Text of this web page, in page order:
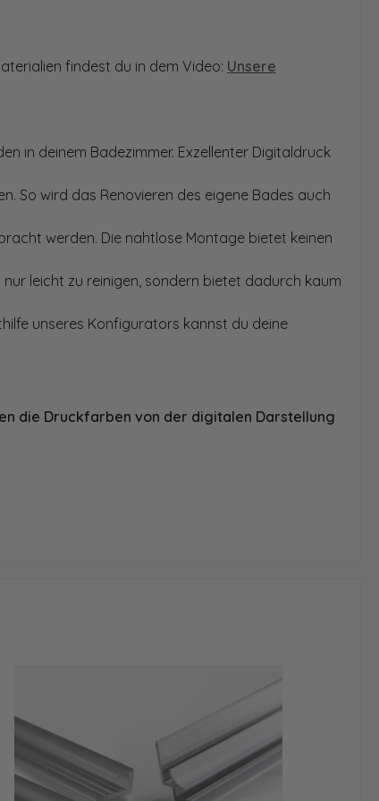
findest du in dem Video: Unsere
in deinem Badezimmer. Exzellenter Digitaldruck
So wird das Renovieren des eigene Bades auch
werden. Die nahtlose Montage bietet keinen
leicht zu reinigen, sondern bietet dadurch kaum
unseres Konfigurators kannst du deine
die Druckfarben von der digitalen Darstellung